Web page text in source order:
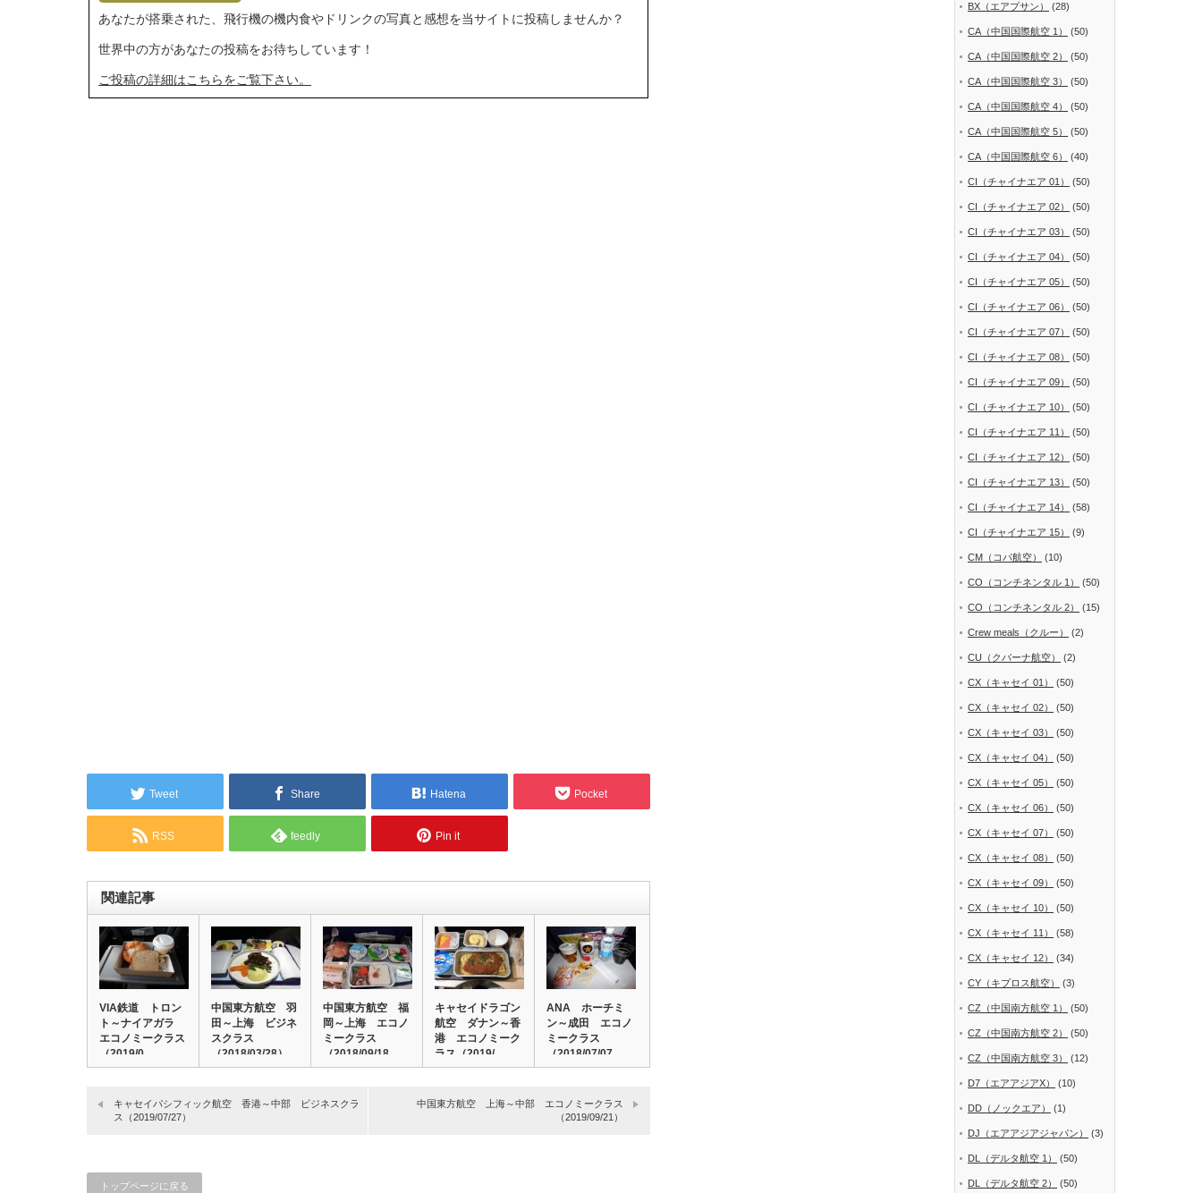
あなたが搭乗された、飛行機の機内食やドリンクの写真と感想を当サイトに投稿しませんか？
世界中の方があなたの投稿をお待ちしています！
ご投稿の詳細はこちらをご覧下さい。
Tweet Share Hatena Pocket
RSS feedly Pin it
関連記事
VIA鉄道 トロン
ト～ナイアガラ
エコノミークラス
（2019/0…
中国東方航空 羽
田～上海 ビジネ
スクラス
（2018/03/28）…
中国東方航空 福
岡～上海 エコノ
ミークラス
（2018/09/18…
キャセイドラゴン
航空 ダナン～香
港 エコノミーク
ラス（2019/…
ANA ホーチミ
ン～成田 エコノ
ミークラス
（2018/07/07…
キャセイパシフィック航空 香港～中部 ビジネスクラ
ス（2019/07/27）
中国東方航空 上海～中部 エコノミークラス
（2019/09/21）
トップページに戻る
BX（エアプサン） (28)
CA（中国国際航空 1） (50)
CA（中国国際航空 2） (50)
CA（中国国際航空 3） (50)
CA（中国国際航空 4） (50)
CA（中国国際航空 5） (50)
CA（中国国際航空 6） (40)
CI（チャイナエア 01） (50)
CI（チャイナエア 02） (50)
CI（チャイナエア 03） (50)
CI（チャイナエア 04） (50)
CI（チャイナエア 05） (50)
CI（チャイナエア 06） (50)
CI（チャイナエア 07） (50)
CI（チャイナエア 08） (50)
CI（チャイナエア 09） (50)
CI（チャイナエア 10） (50)
CI（チャイナエア 11） (50)
CI（チャイナエア 12） (50)
CI（チャイナエア 13） (50)
CI（チャイナエア 14） (58)
CI（チャイナエア 15） (9)
CM（コパ航空） (10)
CO（コンチネンタル 1） (50)
CO（コンチネンタル 2） (15)
Crew meals（クルー） (2)
CU（クバーナ航空） (2)
CX（キャセイ 01） (50)
CX（キャセイ 02） (50)
CX（キャセイ 03） (50)
CX（キャセイ 04） (50)
CX（キャセイ 05） (50)
CX（キャセイ 06） (50)
CX（キャセイ 07） (50)
CX（キャセイ 08） (50)
CX（キャセイ 09） (50)
CX（キャセイ 10） (50)
CX（キャセイ 11） (58)
CX（キャセイ 12） (34)
CY（キプロス航空） (3)
CZ（中国南方航空 1） (50)
CZ（中国南方航空 2） (50)
CZ（中国南方航空 3） (12)
D7（エアアジアX） (10)
DD（ノックエア） (1)
DJ（エアアジアジャパン） (3)
DL（デルタ航空 1） (50)
DL（デルタ航空 2） (50)